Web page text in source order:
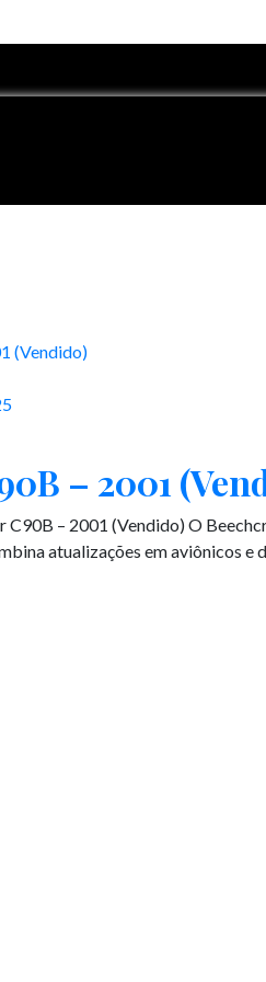
– 2001
C90B – 2001 (Vendido) O
atualizações em aviônicos e